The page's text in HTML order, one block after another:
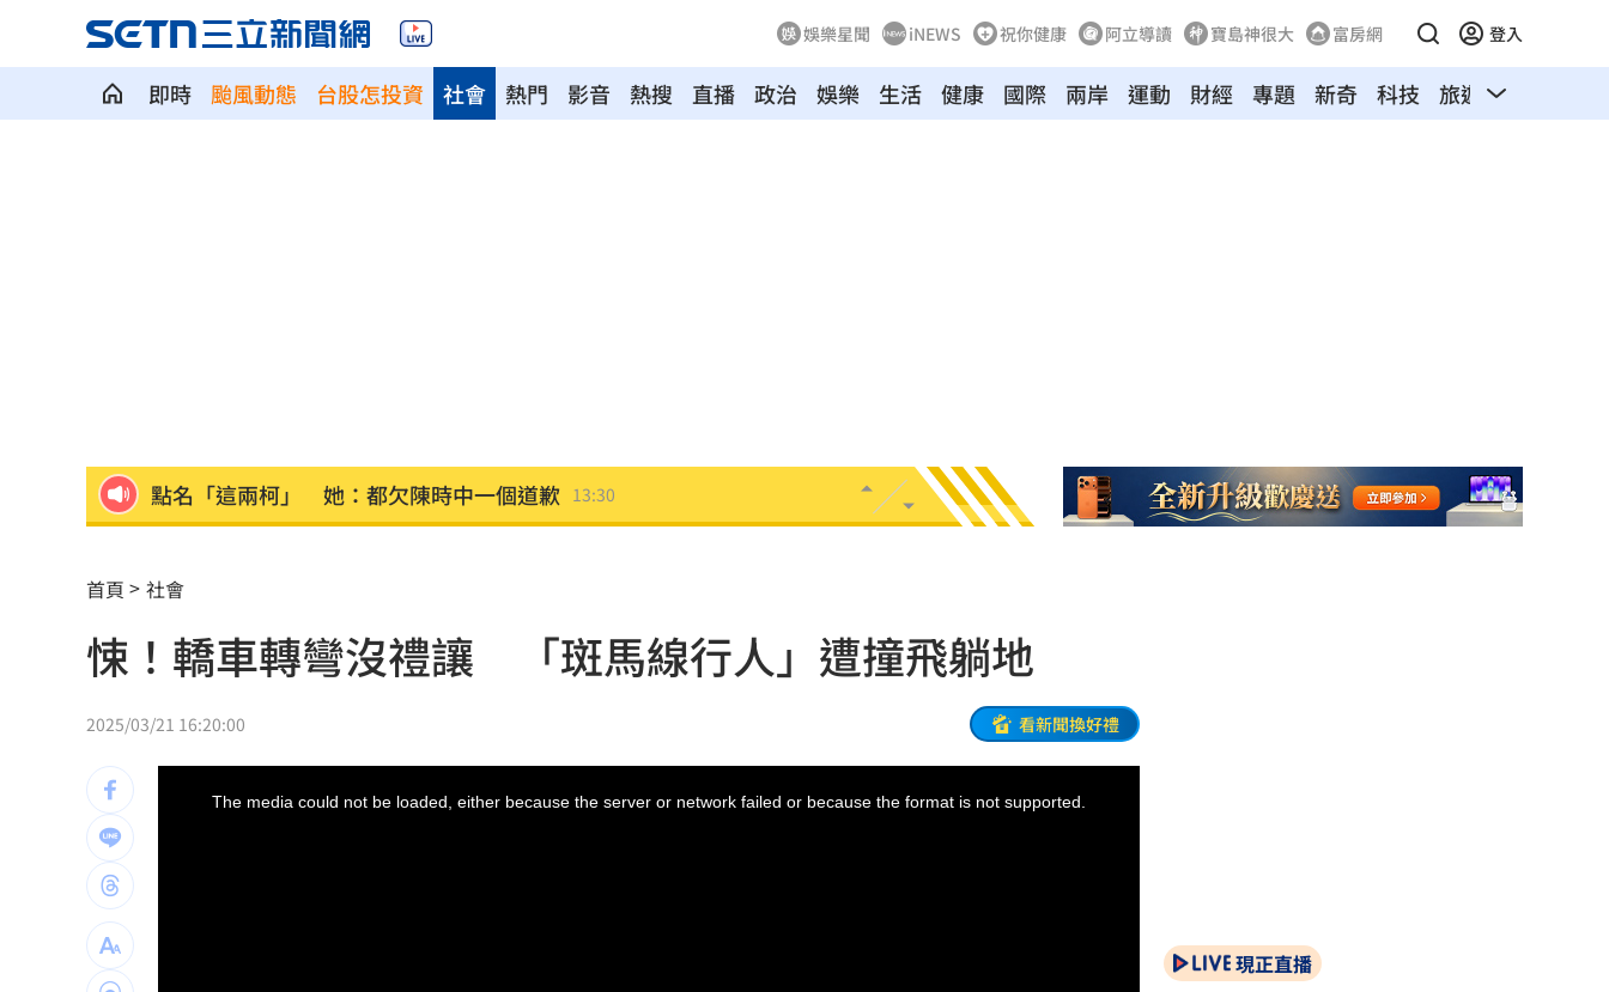
娛樂星聞 iNEWS 祝你健康 阿立導讀 寶島神很大 富房網 登入
即時 颱風動態 台股怎投資 熱門 影音 熱搜 直播 政治
社會 娛樂 生活 健康 國際 兩岸 運動 財經 專題 新奇 科技 旅遊 汽車
獨／遭黑「假開店、真選舉」闆娘曝藏鏡人 13:29
台積電上看3千不夠！他估這年有望衝到5千
林庭謙加盟戰神 球團街頭狂發3000份特報 13:21
《蜘蛛人》結婚了！湯姆千黛亞甜炸英國
林琇琪父親肝癌病逝！錄音室驚現亡父味道 13:12
首頁 社會
悚！轎車轉彎沒禮讓 「斑馬線行人」遭撞飛躺地
2025/03/21 16:20:00 看新聞換好禮
The media could not be loaded, either because the server or network failed or because the format is not supported.
現正直播